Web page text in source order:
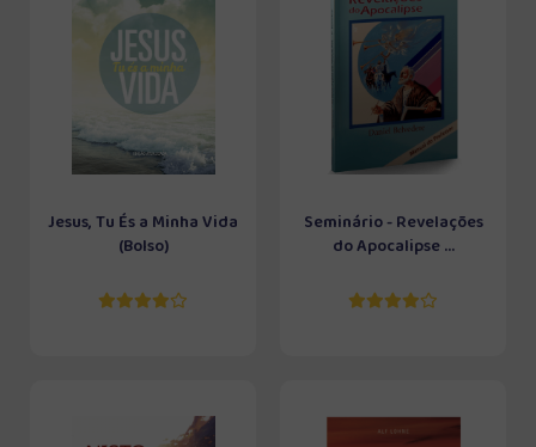
Jesus, Tu És a Minha Vida
(Bolso)
Seminário - Revelações
do Apocalipse ...